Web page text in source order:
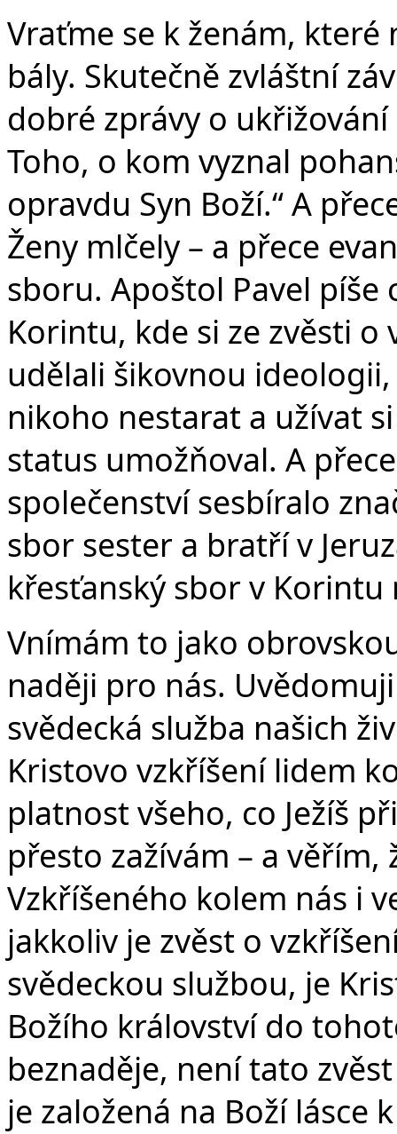
Vraťme se k ženám,
bály. Skutečně zvláštní
dobré zprávy o ukřižování
Toho, o kom vyznal
opravdu Syn Boží.“ A
Ženy mlčely – a přece
sboru. Apoštol Pavel píše
Korintu, kde si ze zvěsti o
udělali šikovnou
nikoho nestarat a užívat
status umožňoval. A
společenství sesbíralo
sbor sester a bratří v
křesťanský sbor v Korintu
Vnímám to jako
naději pro nás.
svědecká služba našich
Kristovo vzkříšení lidem
platnost všeho, co Ježíš
přesto zažívám – a
Vzkříšeného kolem nás i
jakkoliv je zvěst o
svědeckou službou, je
Božího království do
beznaděje, není tato
je založená na Boží lásce